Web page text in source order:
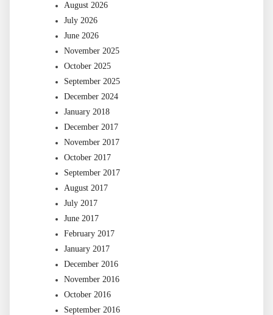
August 2026
July 2026
June 2026
November 2025
October 2025
September 2025
December 2024
January 2018
December 2017
November 2017
October 2017
September 2017
August 2017
July 2017
June 2017
February 2017
January 2017
December 2016
November 2016
October 2016
September 2016